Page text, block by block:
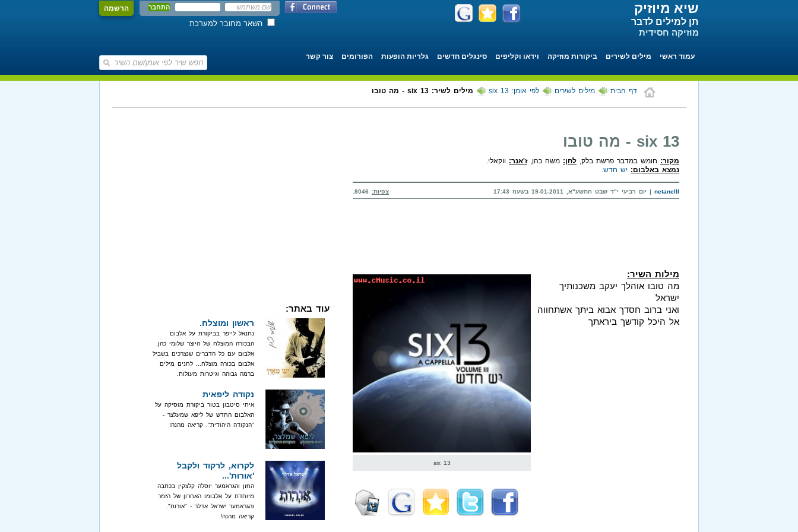
הרשמה
השאר מחובר למערכת
שיא מיוזיק
תן למילים לדבר
מוזיקה חסידית
עמוד ראשי מילים לשירים ביקורות מוזיקה וידאו וקליפים סינגלים חדשים גלריות הופעות הפורומים צור קשר
דף הבית מילים לשירים לפי אומן: six 13 מילים לשיר: six 13 - מה טובו
six 13 - מה טובו
מקור: חומש במדבר פרשת בלק, לחן: משה כהן,ז'אנר: ווקאלי.
נמצא באלבום: יש חדש
netanelll | יום רביעי י"ד שבט התשע"א, 19-01-2011 בשעה 17:43 צפיות:
six 13
מילות השיר:
מה טובו אוהלך יעקב משכנותיך
ישראל
ואני ברוב חסדך אבוא ביתך אשתחווה
אל היכל קודשך ביראתך
עוד באתר:
ראשון ומוצלח.
נתנאל לייפר בביקורת על אלבום
הבכורה המוצלח של היוצר שלומי כהן.
אלבום עם כל הדברים שנצרכים בשביל
אלבום בכורה מוצלח... לחנים מילים
ברמה גבוהה וגיטרות מעולות.
נקודה ליפאית
איתי סיטבון בטור ביקורת מוסיקה על
האלבום החדש של ליפא שמעלצר -
"הנקודה היהודית". קריאה מהנה!
לקרוא, לרקוד ולקבל
'אורות'...
החזן והגראמער יוסלה קלצקין בכתבה
מיוחדת על אלבומו האחרון של הזמר
והגראמער ישראל אדלר - "אורות".
קריאה מהנה!